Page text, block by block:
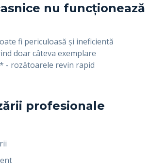
nu funcționează
fi periculoasă și ineficientă
doar câteva exemplare
- rozătoarele revin rapid
profesionale